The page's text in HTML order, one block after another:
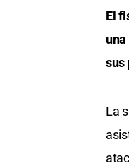
El
sus
La